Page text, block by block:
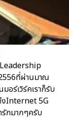
ที่ผ่านมาณ
อร์เวิร์คเราก็รับ
งInternet 5G
กมากๆครับ